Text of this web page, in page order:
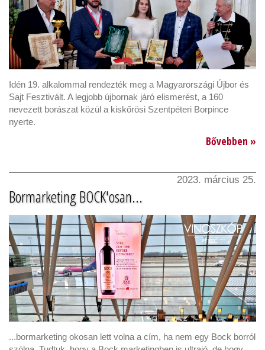
Idén 19. alkalommal rendezték meg a Magyarországi Újbor és
Sajt Fesztivált. A legjobb újbornak járó elismerést, a 160
nevezett borászat közül a kiskőrösi Szentpéteri Borpince
nyerte.
Bővebben »
2023. március 25.
Bormarketing BOCK'osan...
...bormarketing okosan lett volna a cím, ha nem egy Bock borról